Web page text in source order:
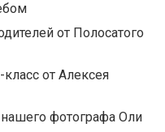
от Полосатого
от Алексея
фотографа Оли